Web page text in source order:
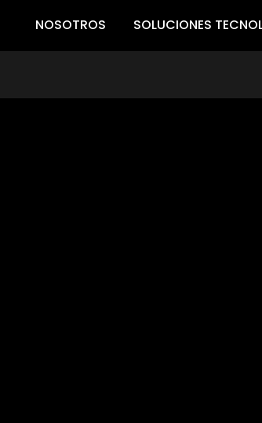
NOSOTROS SOLUCIONES